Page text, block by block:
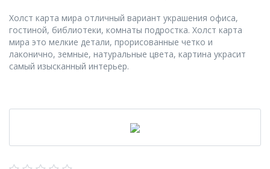
Холст карта мира отличный вариант украшения офиса,
гостиной, библиотеки, комнаты подростка. Холст карта
мира это мелкие детали, прорисованные четко и
лаконично, земные, натуральные цвета, картина украсит
самый изысканный интерьер.